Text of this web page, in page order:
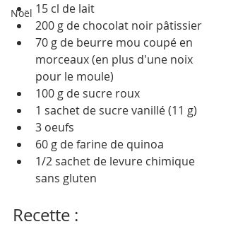
Noël 15 cl de lait
200 g de chocolat noir pâtissier
70 g de beurre mou coupé en
morceaux (en plus d'une noix
pour le moule)
100 g de sucre roux
1 sachet de sucre vanillé (11 g)
3 oeufs
60 g de farine de quinoa
1/2 sachet de levure chimique
sans gluten
Recette :